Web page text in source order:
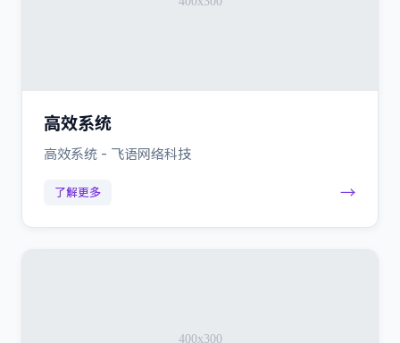
高效系统
高效系统 - 飞语网络科技
了解更多 →